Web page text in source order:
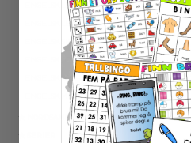
ENGELSK LESEFORSTÅELSE
ENGELSK LESING
ENGELSK SKRIVING
ENGELSK GRAMATIKK
ENGELSK ORD- OG BEGREPER
ENGELSK MUNTLIG
★ NORDSAMISK MATERIELL